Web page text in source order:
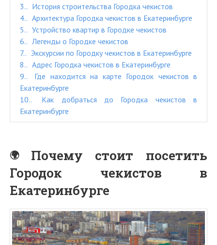
3.
История строительства Городка чекистов
4.
Архитектура Городка чекистов в Екатеринбурге
5.
Устройство квартир в Городке чекистов
6.
Легенды о Городке чекистов
7.
Экскурсии по Городку чекистов в Екатеринбурге
8.
Адрес Городка чекистов в Екатеринбурге
9.
Где находится на карте Городок чекистов в
Екатеринбурге
10.
Как добраться до Городка чекистов в
Екатеринбурге
Почему стоит посетить
Городок чекистов в
Екатеринбурге